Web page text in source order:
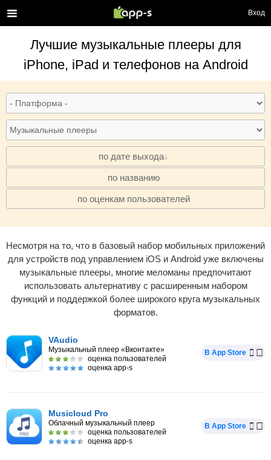
Вход
Лучшие музыкальные плееры для
iPhone, iPad и телефонов на Android
по дате выхода
· по названию
· по оценкам пользователей
Несмотря на то, что в базовый набор мобильных приложений
для устройств под управлением iOS и Android уже включены
музыкальные плееры, многие меломаны предпочитают
использовать альтернативу с расширенным набором
функций и поддержкой более широкого круга музыкальных
форматов.
VAudio
Музыкальный плеер «Вконтакте»
оценка пользователей
оценка app-s
В App Store
Musicloud Pro
Облачный музыкальный плеер
оценка пользователей
оценка app-s
В App Store